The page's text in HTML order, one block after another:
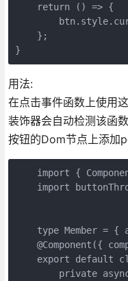
    return () => {
    };
用法:
在点击事件函数上使用这
装饰器会自动检测该函
按钮的Dom节点上添加
import {
import
type Member = {
@Component({
export default
private